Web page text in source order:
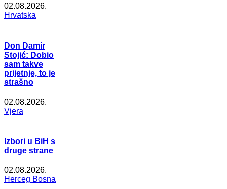
02.08.2026.
Hrvatska
Don Damir
Stojić: Dobio
sam takve
prijetnje, to je
strašno
02.08.2026.
Vjera
Izbori u BiH s
druge strane
02.08.2026.
Herceg Bosna